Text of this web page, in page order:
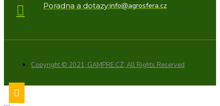
Poradna a dotazy:info@agrosfera.cz
Copyright © 2021, GAMPRE.CZ, All Rights Reserved